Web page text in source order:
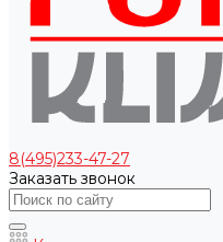
8(495)233-47-27
Заказать звонок